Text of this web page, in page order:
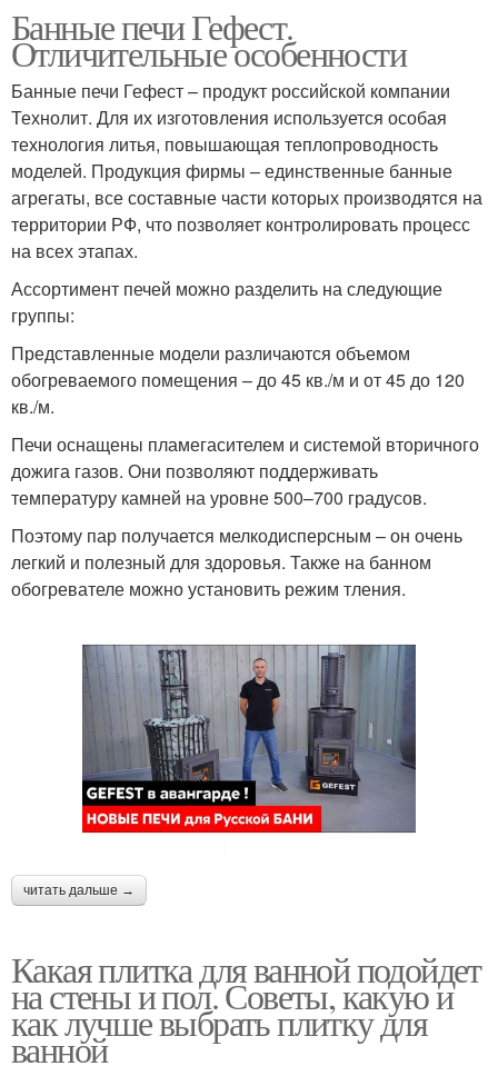
Банные печи Гефест.
Отличительные особенности
Банные печи Гефест – продукт российской компании
Технолит. Для их изготовления используется особая
технология литья, повышающая теплопроводность
моделей. Продукция фирмы – единственные банные
агрегаты, все составные части которых производятся на
территории РФ, что позволяет контролировать процесс
на всех этапах.
Ассортимент печей можно разделить на следующие
группы:
Представленные модели различаются объемом
обогреваемого помещения – до 45 кв./м и от 45 до 120
кв./м.
Печи оснащены пламегасителем и системой вторичного
дожига газов. Они позволяют поддерживать
температуру камней на уровне 500–700 градусов.
Поэтому пар получается мелкодисперсным – он очень
легкий и полезный для здоровья. Также на банном
обогревателе можно установить режим тления.
читать дальше →
Какая плитка для ванной подойдет
на стены и пол. Советы, какую и
как лучше выбрать плитку для
ванной